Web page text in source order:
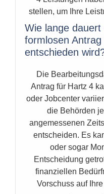
stellen, um Ihre
Wie lange
formlosen
entschieden
Die
Antrag für Hartz 4
oder Jobcenter
die Behörden
angemessenen
entscheiden. Es
oder sogar
Entscheidung
finanziellen
Vorschuss auf